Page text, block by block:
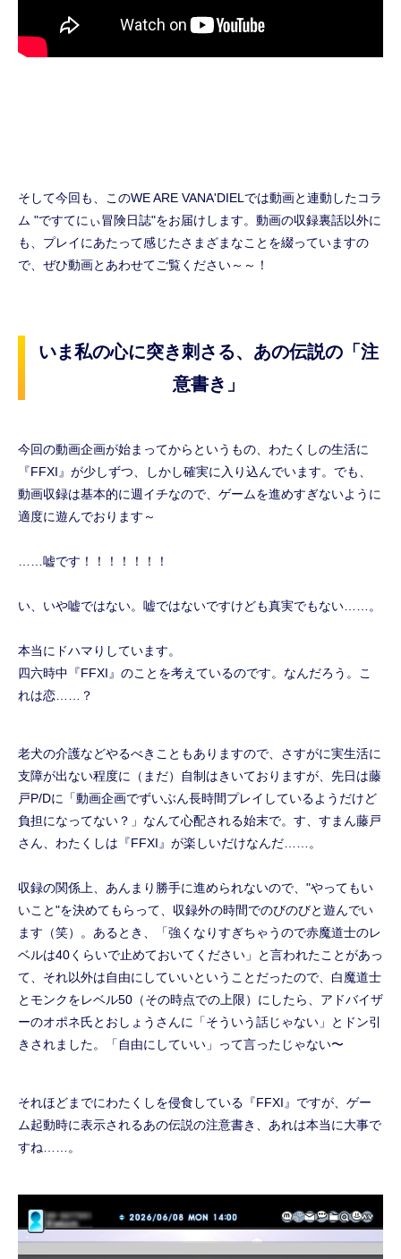
そして今回も、このWE ARE VANA'DIELでは動画と連動したコラ
ム "ですてにぃ冒険日誌"をお届けします。動画の収録裏話以外に
も、プレイにあたって感じたさまざまなことを綴っていますの
で、ぜひ動画とあわせてご覧ください～～！
いま私の心に突き刺さる、あの伝説の「注
意書き」
今回の動画企画が始まってからというもの、わたくしの生活に
『FFXI』が少しずつ、しかし確実に入り込んでいます。でも、
動画収録は基本的に週イチなので、ゲームを進めすぎないように
適度に遊んでおります～
……嘘です！！！！！！！
い、いや嘘ではない。嘘ではないですけども真実でもない……。
本当にドハマりしています。
四六時中『FFXI』のことを考えているのです。なんだろう。こ
れは恋……？
老犬の介護などやるべきこともありますので、さすがに実生活に
支障が出ない程度に（まだ）自制はきいておりますが、先日は藤
戸P/Dに「動画企画でずいぶん長時間プレイしているようだけど
負担になってない？」なんて心配される始末で。す、すまん藤戸
さん、わたくしは『FFXI』が楽しいだけなんだ……。
収録の関係上、あんまり勝手に進められないので、"やってもい
いこと"を決めてもらって、収録外の時間でのびのびと遊んでい
ます（笑）。あるとき、「強くなりすぎちゃうので赤魔道士のレ
ベルは40くらいで止めておいてください」と言われたことがあっ
て、それ以外は自由にしていいということだったので、白魔道士
とモンクをレベル50（その時点での上限）にしたら、アドバイザ
ーのオポネ氏とおしょうさんに「そういう話じゃない」とドン引
きされました。「自由にしていい」って言ったじゃない〜
それほどまでにわたくしを侵食している『FFXI』ですが、ゲー
ム起動時に表示されるあの伝説の注意書き、あれは本当に大事で
すね……。